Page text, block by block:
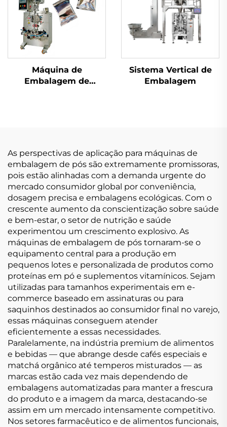
Máquina de
Embalagem de
Sistema Vertical de
Embalagem
As perspectivas de aplicação para máquinas de
embalagem de pós são extremamente promissoras,
pois estão alinhadas com a demanda urgente do
mercado consumidor global por conveniência,
dosagem precisa e embalagens ecológicas. Com o
crescente aumento da conscientização sobre saúde
e bem-estar, o setor de nutrição e saúde
experimentou um crescimento explosivo. As
máquinas de embalagem de pós tornaram-se o
equipamento central para a produção em
pequenos lotes e personalizada de produtos como
proteínas em pó e suplementos vitamínicos. Sejam
utilizadas para tamanhos experimentais em e-
commerce baseado em assinaturas ou para
saquinhos destinados ao consumidor final no varejo,
essas máquinas conseguem atender
eficientemente a essas necessidades.
Paralelamente, na indústria premium de alimentos
e bebidas — que abrange desde cafés especiais e
matchá orgânico até temperos misturados — as
marcas estão cada vez mais dependendo de
embalagens automatizadas para manter a frescura
do produto e a imagem da marca, destacando-se
assim em um mercado intensamente competitivo.
Nos setores farmacêutico e de alimentos funcionais,